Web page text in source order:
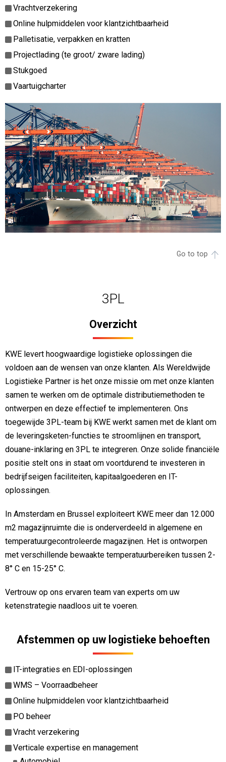
Vrachtverzekering
Online hulpmiddelen voor klantzichtbaarheid
Palletisatie, verpakken en kratten
Projectlading (te groot/ zware lading)
Stukgoed
Vaartuigcharter
Go to top
3PL
Overzicht
KWE levert hoogwaardige logistieke oplossingen die
voldoen aan de wensen van onze klanten. Als Wereldwijde
Logistieke Partner is het onze missie om met onze klanten
samen te werken om de optimale distributiemethoden te
ontwerpen en deze effectief te implementeren. Ons
toegewijde 3PL-team bij KWE werkt samen met de klant om
de leveringsketen-functies te stroomlijnen en transport,
douane-inklaring en 3PL te integreren. Onze solide financiële
positie stelt ons in staat om voortdurend te investeren in
bedrijfseigen faciliteiten, kapitaalgoederen en IT-
oplossingen.
In Amsterdam en Brussel exploiteert KWE meer dan 12.000
m2 magazijnruimte die is onderverdeeld in algemene en
temperatuurgecontroleerde magazijnen. Het is ontworpen
met verschillende bewaakte temperatuurbereiken tussen 2-
8° C en 15-25° C.
Vertrouw op ons ervaren team van experts om uw
ketenstrategie naadloos uit te voeren.
Afstemmen op uw logistieke behoeften
IT-integraties en EDI-oplossingen
WMS – Voorraadbeheer
Online hulpmiddelen voor klantzichtbaarheid
PO beheer
Vracht verzekering
Verticale expertise en management